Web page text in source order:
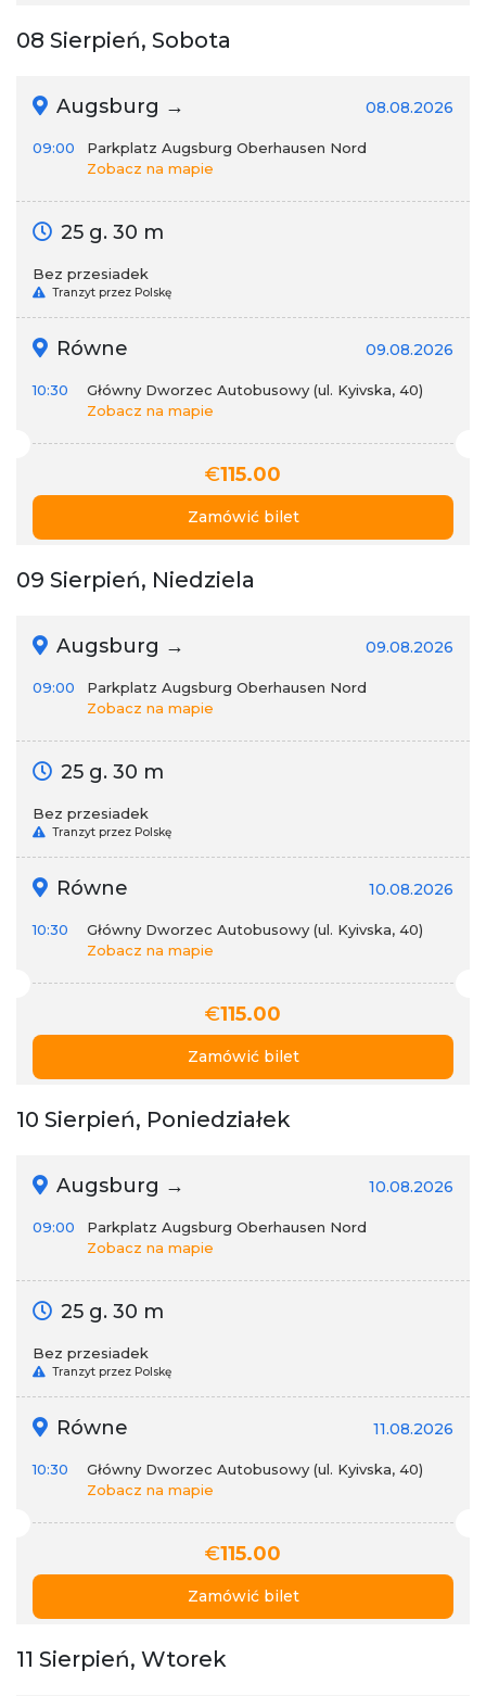
08 Sierpień, Sobota
Augsburg → 08.08.2026
09:00
Parkplatz Augsburg Oberhausen Nord
Zobacz na mapie
25 g. 30 m
Bez przesiadek
Tranzyt przez Polskę
Równe 09.08.2026
10:30
Główny Dworzec Autobusowy (ul. Kyivska, 40)
Zobacz na mapie
€115.00
Zamówić bilet
09 Sierpień, Niedziela
Augsburg → 09.08.2026
09:00
Parkplatz Augsburg Oberhausen Nord
Zobacz na mapie
25 g. 30 m
Bez przesiadek
Tranzyt przez Polskę
Równe 10.08.2026
10:30
Główny Dworzec Autobusowy (ul. Kyivska, 40)
Zobacz na mapie
€115.00
Zamówić bilet
10 Sierpień, Poniedziałek
Augsburg → 10.08.2026
09:00
Parkplatz Augsburg Oberhausen Nord
Zobacz na mapie
25 g. 30 m
Bez przesiadek
Tranzyt przez Polskę
Równe 11.08.2026
10:30
Główny Dworzec Autobusowy (ul. Kyivska, 40)
Zobacz na mapie
€115.00
Zamówić bilet
11 Sierpień, Wtorek